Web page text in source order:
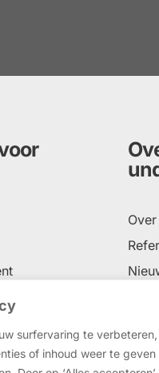
surfervaring te verbeteren,
of inhoud weer te geven
Over